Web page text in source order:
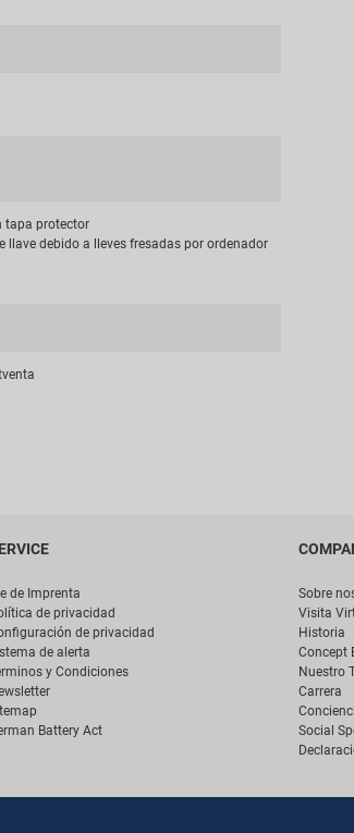
tapa protector
llave debido a lleves fresadas por ordenador
de Imprenta
de privacidad
de privacidad
de alerta
y Condiciones
Battery Act
Sobre
Visita
Historia
Concept
Nuestro
Carrera
Social